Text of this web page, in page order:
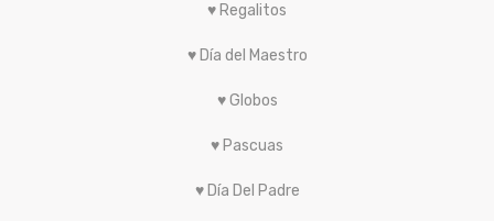
♥ Regalitos
♥ Día del Maestro
♥ Globos
♥ Pascuas
♥ Día Del Padre